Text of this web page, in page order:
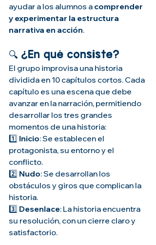
ayudar a los alumnos a comprender
y experimentar la estructura
narrativa en acción.
🔍 ¿En qué consiste?
El grupo improvisa una historia
dividida en 10 capítulos cortos. Cada
capítulo es una escena que debe
avanzar en la narración, permitiendo
desarrollar los tres grandes
momentos de una historia:
1️⃣ Inicio: Se establecen el
protagonista, su entorno y el
conflicto.
2️⃣ Nudo: Se desarrollan los
obstáculos y giros que complican la
historia.
3️⃣ Desenlace: La historia encuentra
su resolución, con un cierre claro y
satisfactorio.